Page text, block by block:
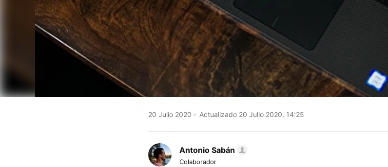
20 Julio 2020 Actualizado 20 Julio 2020, 14:25
Antonio Sabán
Colaborador